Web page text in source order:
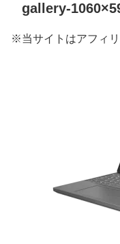
gallery-
※当サイトはアフィリ